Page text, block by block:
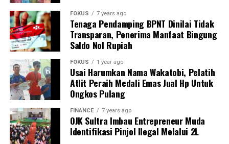
mendatang, mengingat tingginya jumlah UMKM kuliner
di Kota Kendari dan minat masyarakat terhadap ruang
usaha yang lebih tertata.
la juga menegaskan bahwa HIPMI Sultra siap
berkolaborasi dengan pemerintah daerah dalam
memberikan pendampingan usaha, pelatihan
manajemen, hingga pengembangan kapasitas bagi
pelaku UMKM yang nantinya akan menempati lapak
tersebut.
“Kami BPD HIPMI Sultra siap ikut terlibat dalam
FOKUS 7 years ago
Tenaga Pendamping BPNT Dinilai Tidak
Transparan, Penerima Manfaat Bingung
Saldo Nol Rupiah
FOKUS 1 year ago
Usai Harumkan Nama Wakatobi, Pelatih
Atlit Peraih Medali Emas Jual Hp Untuk
Ongkos Pulang
FINANCE 7 years ago
OJK Sultra Imbau Entrepreneur Muda
Identifikasi Pinjol Ilegal Melalui 2L